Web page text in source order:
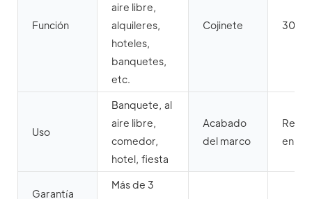
Función
aire libre,
alquileres,
hoteles,
banquetes,
etc.
Cojinete 300
Uso
Banquete, al
aire libre,
comedor,
hotel, fiesta
Acabado
del marco
en
Garantía
Más de 3